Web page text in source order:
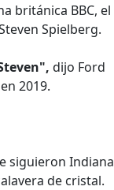
británica BBC, el
Spielberg.
dijo Ford
2019.
siguieron Indiana
de cristal.